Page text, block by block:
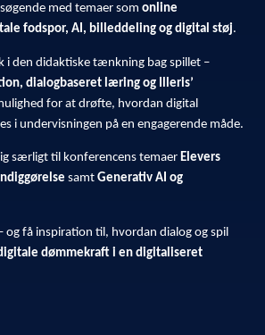
med temaer somonline
fodspor, AI, billeddeling og digital støj.
i den didaktiske tænkning bag spillet –
dialogbaseret læring og Illeris’
for at drøfte, hvordan digital
i undervisningen på en engagerende måde.
særligt til konferencens temaerElevers
samtGenerativ AI og
og få inspiration til, hvordan dialog og spil
dømmekraft i en digitaliseret